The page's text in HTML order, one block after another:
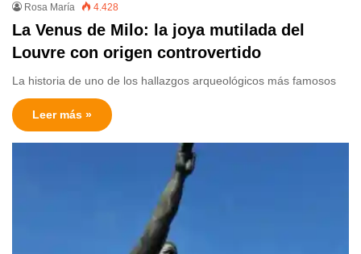
Rosa María 4.428
La Venus de Milo: la joya mutilada del
Louvre con origen controvertido
La historia de uno de los hallazgos arqueológicos más famosos
Leer más »